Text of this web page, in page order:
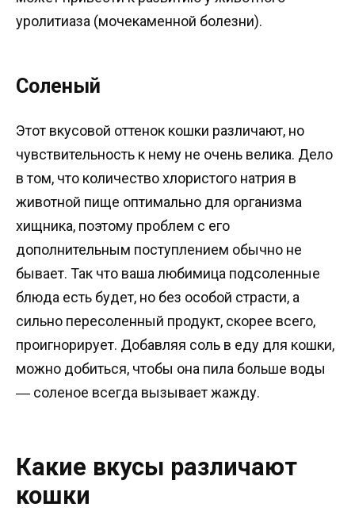
уролитиаза (мочекаменной болезни).
Соленый
Этот вкусовой оттенок кошки различают, но
чувствительность к нему не очень велика. Дело
в том, что количество хлористого натрия в
животной пище оптимально для организма
хищника, поэтому проблем с его
дополнительным поступлением обычно не
бывает. Так что ваша любимица подсоленные
блюда есть будет, но без особой страсти, а
сильно пересоленный продукт, скорее всего,
проигнорирует. Добавляя соль в еду для кошки,
можно добиться, чтобы она пила больше воды
― соленое всегда вызывает жажду.
Какие вкусы различают
кошки